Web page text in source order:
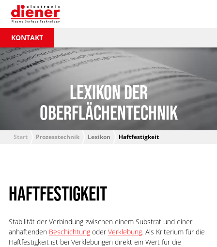
KONTAKT
LEXIKON DER
OBERFLÄCHENTECHNIK
Start Prozesstechnik Lexikon Haftfestigkeit
HAFTFESTIGKEIT
Stabilität der Verbindung zwischen einem Substrat und einer
anhaftenden Beschichtungoder Verklebung. Als Kriterium für die
Haftfestigkeit ist bei Verklebungen direkt ein Wert für die